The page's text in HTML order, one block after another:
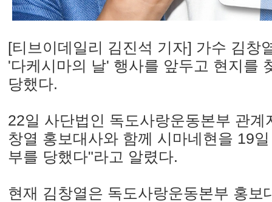
[티브이데일리 김진석 기자] 가수 김창
'다케시마의 날' 행사를 앞두고 현지를
당했다.
22일 사단법인 독도사랑운동본부 관
창열 홍보대사와 함께 시마네현을 19
부를 당했다"라고 알렸다.
현재 김창열은 독도사랑운동본부 홍보